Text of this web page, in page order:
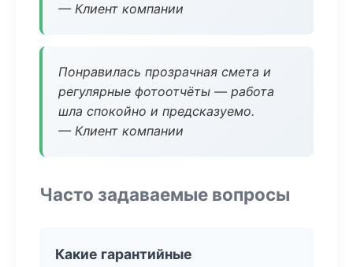
— Клиент компании
Понравилась прозрачная смета и
регулярные фотоотчёты — работа
шла спокойно и предсказуемо.
— Клиент компании
Часто задаваемые вопросы
Какие гарантийные